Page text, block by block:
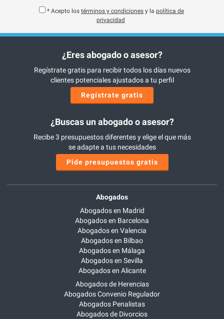
* Acepto los términos y condiciones y la política de
privacidad
¿Eres abogado o asesor?
Regístrate gratis para recibir todos los días nuevos
clientes potenciales ajustados a tu perfil
Regístrate gratis
¿Buscas un abogado o asesor?
Recibe 3 presupuestos diferentes y elige el que más
se adapte a tus necesidades
Pide presupuestos gratis
Abogados
Abogados en Madrid
Abogados en Barcelona
Abogados en Valencia
Abogados en Bilbao
Abogados en Málaga
Abogados en Sevilla
Abogados en Alicante
Abogados de Herencias
Abogados Convenio Regulador
Abogados Penalistas
Abogados de Divorcios